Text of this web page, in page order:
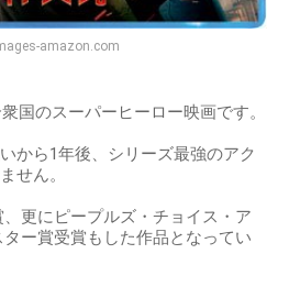
amazon.com
国のスーパーヒーロー映画です。
から1年後、シリーズ最強のアク
せん。
更にピープルズ・チョイス・ア
ー賞受賞もした作品となってい